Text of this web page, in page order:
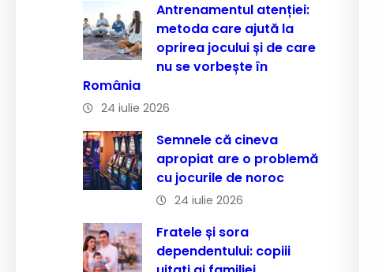
Antrenamentul atenției:
metoda care ajută la
oprirea jocului și de care
nu se vorbește în
România
24 iulie 2026
Semnele că cineva
apropiat are o problemă
cu jocurile de noroc
24 iulie 2026
Fratele și sora
dependentului: copiii